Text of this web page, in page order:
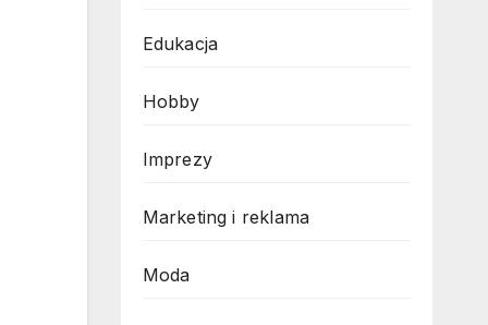
Edukacja
Hobby
Imprezy
Marketing i reklama
Moda